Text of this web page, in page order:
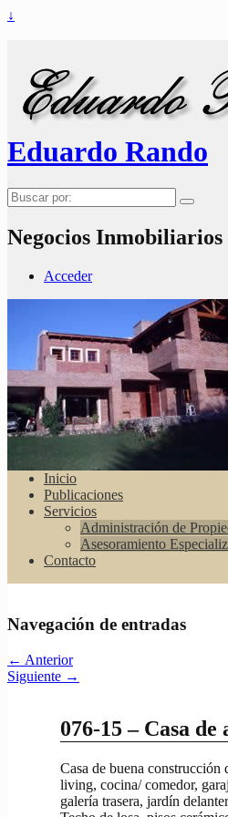
↓
Eduardo Rando
Buscar
por:
Negocios
Acceder
Inicio
Publicaciones
Servicios
Administración de
Asesoramiento
Contacto
Navegación de entradas
← Anterior
Siguiente →
076-15 – Casa
Casa de buena
living, cocina/ comedor,
galería trasera, jardín